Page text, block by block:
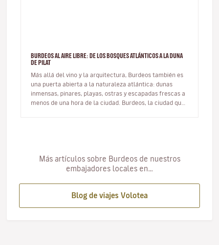
BURDEOS AL AIRE LIBRE: DE LOS BOSQUES ATLÁNTICOS A LA DUNA
DE PILAT
Más allá del vino y la arquitectura, Burdeos también es
una puerta abierta a la naturaleza atlántica: dunas
inmensas, pinares, playas, ostras y escapadas frescas a
menos de una hora de la ciudad. Burdeos, la ciudad que
Más artículos sobre Burdeos de nuestros
embajadores locales en…
Blog de viajes Volotea